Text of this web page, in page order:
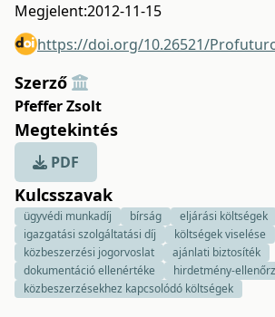
Megjelent:2012-11-15
https://doi.org/10.26521/
Szerző
Pfeffer Zsolt
Megtekintés
PDF
Kulcsszavak
ügyvédi munkadíj bírság
eljárási költségek
igazgatási szolgáltatási díj
költségek viselése
közbeszerzési jogorvoslat
ajánlati biztosíték
dokumentáció ellenértéke
hirdetmény-
közbeszerzésekhez kapcsolódó költségek